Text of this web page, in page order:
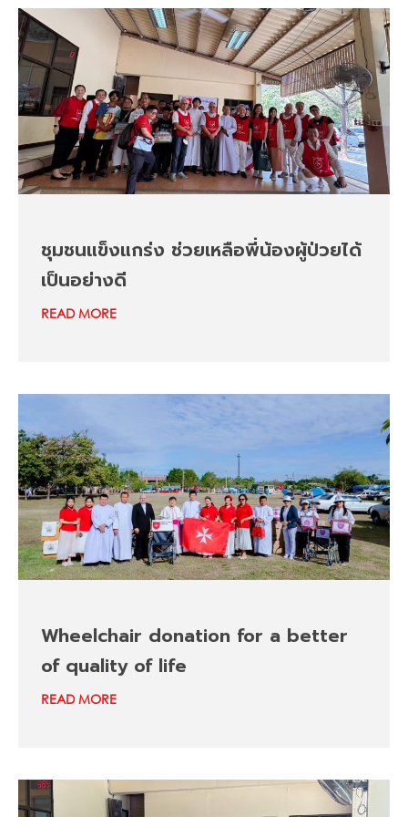
ชุมชนแข็งแกร่ง ช่วยเหลือพี่น้องผู้ป่วยได้
เป็นอย่างดี
READ MORE
Wheelchair donation for a better
of quality of life
READ MORE